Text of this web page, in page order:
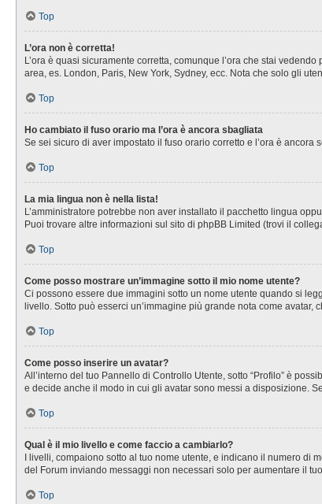
Top
L’ora non è corretta!
L’ora è quasi sicuramente corretta, comunque l’ora che stai
area, es. London, Paris, New York, Sydney, ecc. Nota che solo gli
Top
Ho cambiato il fuso orario ma l’ora è ancora sbagliata
Se sei sicuro di aver impostato il fuso orario corretto e l’ora è
Top
La mia lingua non è nella lista!
L’amministratore potrebbe non aver installato il pacchetto lingua
Puoi trovare altre informazioni sul sito di phpBB Limited (trovi il
Top
Come posso mostrare un’immagine sotto il mio nome utente?
Ci possono essere due immagini sotto un nome utente quando si
livello. Sotto può esserci un’immagine più grande nota come
Top
Come posso inserire un avatar?
All’interno del tuo Pannello di Controllo Utente, sotto “Profilo” è
e decide anche il modo in cui gli avatar sono messi a disposizione.
Top
Qual è il mio livello e come faccio a cambiarlo?
I livelli, compaiono sotto al tuo nome utente, e indicano il numero
del Forum inviando messaggi non necessari solo per aumentare il
Top